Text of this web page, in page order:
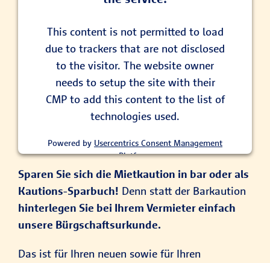
This content is not permitted to load
due to trackers that are not disclosed
to the visitor. The website owner
needs to setup the site with their
CMP to add this content to the list of
technologies used.
Powered by Usercentrics Consent Management
Platform
Sparen Sie sich die Mietkaution in bar oder als
Kautions-Sparbuch! Denn statt der Barkaution
hinterlegen Sie bei Ihrem Vermieter einfach
unsere Bürgschaftsurkunde.
Das ist für Ihren neuen sowie für Ihren